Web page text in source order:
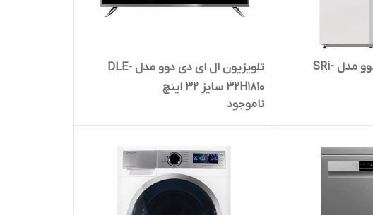
یخچال فریزر دوقلو دوو مدل SRi-
تلویزیون ال ای دی دوو مدل DLE-
32H1810 سایز 32 اینچ
ناموجود